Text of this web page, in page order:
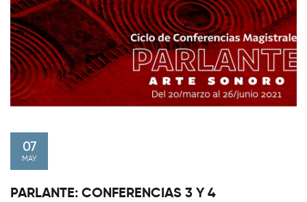
07
MAY
PARLANTE: CONFERENCIAS 3 Y 4